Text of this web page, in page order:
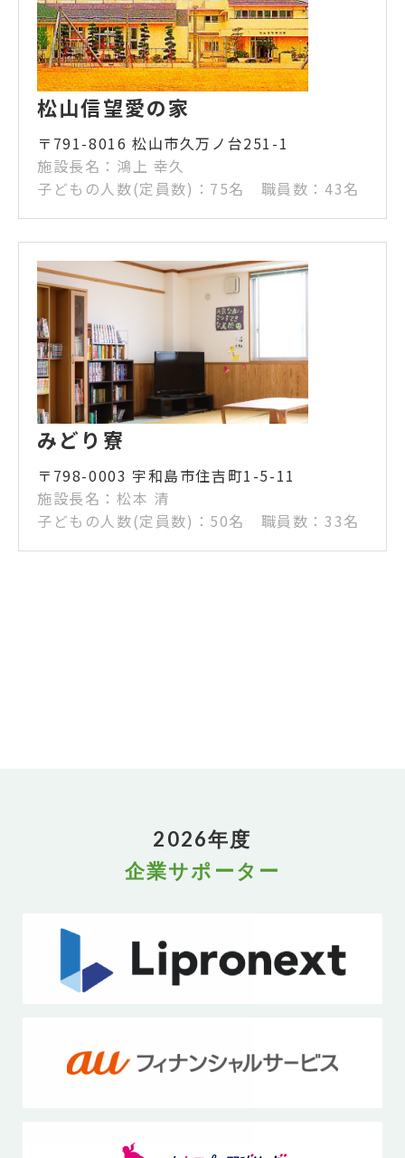
松山信望愛の家
〒791-8016 松山市久万ノ台251-1
施設長名：鴻上 幸久
子どもの人数(定員数)：75名 職員数：43名
みどり寮
〒798-0003 宇和島市住吉町1-5-11
施設長名：松本 清
子どもの人数(定員数)：50名 職員数：33名
2026年度
企業サポーター